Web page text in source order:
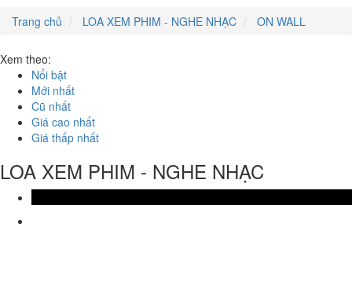
Trang chủ
LOA XEM PHIM - NGHE NHẠC ON WALL
Xem theo:
Nổi bật
Mới nhất
Cũ nhất
Giá cao nhất
Giá thấp nhất
LOA XEM PHIM - NGHE NHẠC